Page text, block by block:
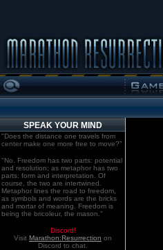
SPEAK YOUR MIND
"Does the distance one travels from
center make one more free to move?"
"No. Freedom has two parts: potential
and resolution; as metaphor has two
parts: form and interpretation. Of
course, the two are intertwined.
Metaphor lines the road to freedom,
as symbols and words are the bricks
and mortar of meaning. Freedom is
being the bricoleur, the mason."
Discord!
Visit Marathon:Resurrection on
Discord to chat.